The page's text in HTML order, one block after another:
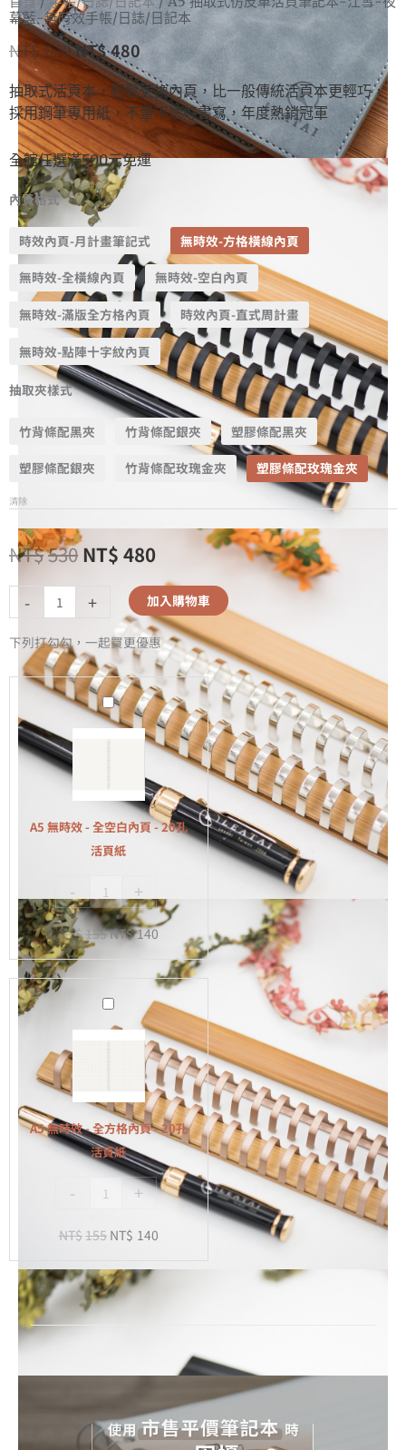
幕藍-無時效手帳/日誌/日記本
NT$530NT$480
抽取式活頁本，輕鬆更換內頁，比一般傳統活頁本更輕巧，
採用鋼筆專用紙，不暈不透好書寫，年度熱銷冠軍
全館任選滿500元免運
內頁格式
時效內頁-月計畫筆記式 無時效-方格橫線內頁
無時效-全橫線內頁 無時效-空白內頁
無時效-滿版全方格內頁 時效內頁-直式周計畫
無時效-點陣十字紋內頁
抽取夾樣式
竹背條配黑夾 竹背條配銀夾 塑膠條配黑夾
塑膠條配銀夾 竹背條配玫瑰金夾 塑膠條配玫瑰金夾
清除
NT$530 NT$ 480
- + 加入購物車
下列打勾勾，一起買更優惠
A5
無
效
-
全
空
內
頁
-
活
頁
A5 無時效 - 全空白內頁 - 20孔
活頁紙
- +
NT$ 155NT$140
A5
無
效
-
全
方
格
內
-
孔
活
A5 無時效 - 全方格內頁 - 20孔
活頁紙
- +
NT$155 NT$ 140